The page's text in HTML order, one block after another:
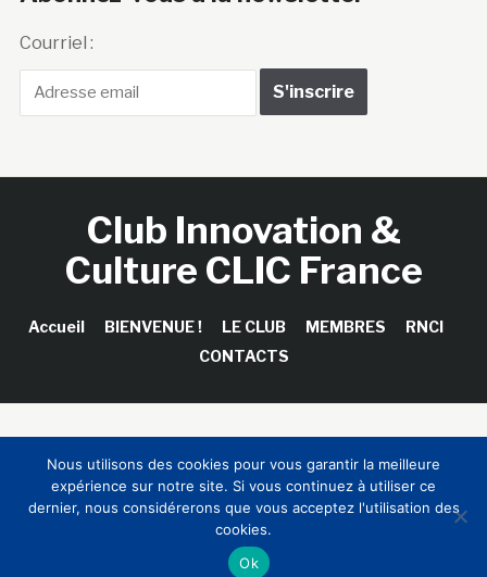
Courriel :
Club Innovation &
Culture CLIC France
Accueil BIENVENUE ! LE CLUB MEMBRES
RNCI
CONTACTS
Sinapses Conseils
Nous utilisons des cookies pour vous garantir la meilleure
expérience sur notre site. Si vous continuez à utiliser ce
dernier, nous considérerons que vous acceptez l'utilisation des
cookies.
Ok